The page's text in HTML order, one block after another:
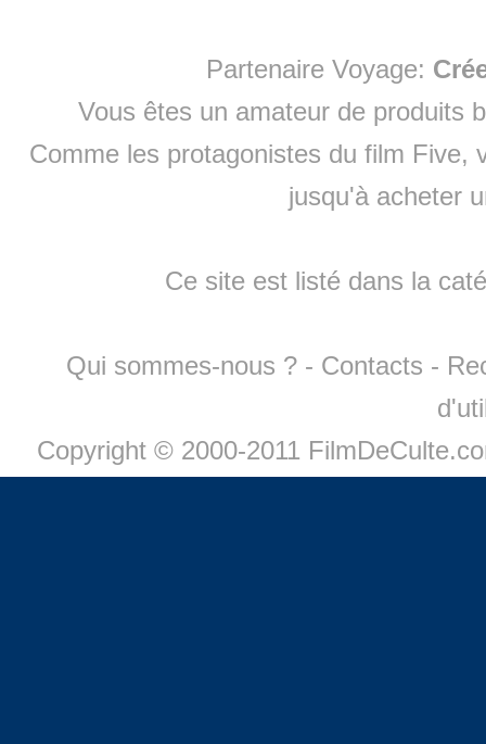
Partenaire Voyage:
Vous êtes un amateur de produits
Comme les protagonistes du film Five,
jusqu'à acheter
Ce site est listé dans la
Qui sommes-nous ? - Contacts -
Copyright © 2000-2011